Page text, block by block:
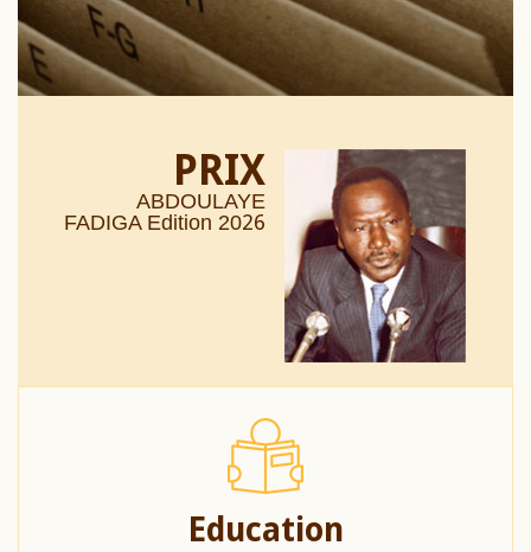
PRIX
ABDOULAYE
FADIGA Edition 2026
Education